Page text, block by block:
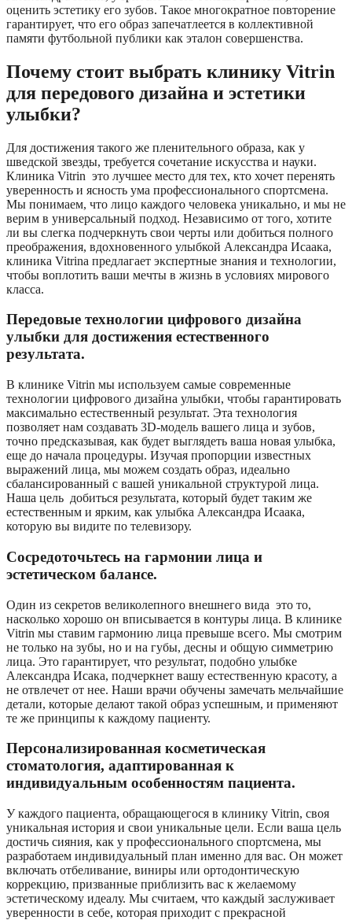
оценить эстетику его зубов. Такое многократное повторение
гарантирует, что его образ запечатлеется в коллективной
памяти футбольной публики как эталон совершенства.
Почему стоит выбрать клинику Vitrin
для передового дизайна и эстетики
улыбки?
Для достижения такого же пленительного образа, как у
шведской звезды, требуется сочетание искусства и науки.
Клиника Vitrin это лучшее место для тех, кто хочет перенять
уверенность и ясность ума профессионального спортсмена.
Мы понимаем, что лицо каждого человека уникально, и мы не
верим в универсальный подход. Независимо от того, хотите
ли вы слегка подчеркнуть свои черты или добиться полного
преображения, вдохновенного улыбкой Александра Исаака,
клиника Vitrina предлагает экспертные знания и технологии,
чтобы воплотить ваши мечты в жизнь в условиях мирового
класса.
Передовые технологии цифрового дизайна
улыбки для достижения естественного
результата.
В клинике Vitrin мы используем самые современные
технологии цифрового дизайна улыбки, чтобы гарантировать
максимально естественный результат. Эта технология
позволяет нам создавать 3D-модель вашего лица и зубов,
точно предсказывая, как будет выглядеть ваша новая улыбка,
еще до начала процедуры. Изучая пропорции известных
выражений лица, мы можем создать образ, идеально
сбалансированный с вашей уникальной структурой лица.
Наша цель добиться результата, который будет таким же
естественным и ярким, как улыбка Александра Исаака,
которую вы видите по телевизору.
Сосредоточьтесь на гармонии лица и
эстетическом балансе.
Один из секретов великолепного внешнего вида это то,
насколько хорошо он вписывается в контуры лица. В клинике
Vitrin мы ставим гармонию лица превыше всего. Мы смотрим
не только на зубы, но и на губы, десны и общую симметрию
лица. Это гарантирует, что результат, подобно улыбке
Александра Исака, подчеркнет вашу естественную красоту, а
не отвлечет от нее. Наши врачи обучены замечать мельчайшие
детали, которые делают такой образ успешным, и применяют
те же принципы к каждому пациенту.
Персонализированная косметическая
стоматология, адаптированная к
индивидуальным особенностям пациента.
У каждого пациента, обращающегося в клинику Vitrin, своя
уникальная история и свои уникальные цели. Если ваша цель
достичь сияния, как у профессионального спортсмена, мы
разработаем индивидуальный план именно для вас. Он может
включать отбеливание, виниры или ортодонтическую
коррекцию, призванные приблизить вас к желаемому
эстетическому идеалу. Мы считаем, что каждый заслуживает
уверенности в себе, которая приходит с прекрасной